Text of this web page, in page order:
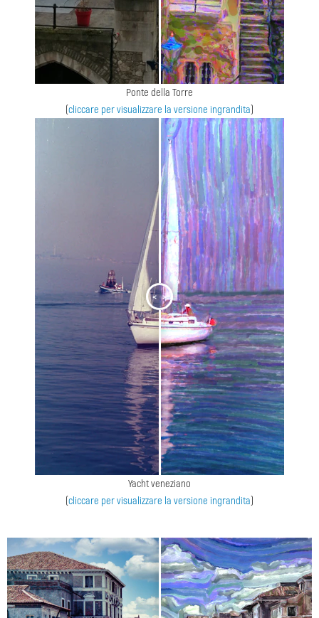
Ponte della Torre
(cliccare per visualizzare la versione ingrandita)
< >
Yacht veneziano
(cliccare per visualizzare la versione ingrandita)